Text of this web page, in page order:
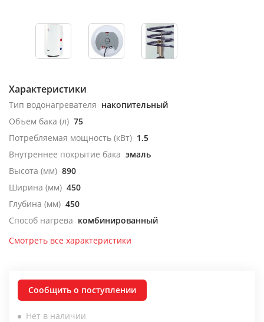
Характеристики
Тип водонагревателя накопительный
Объем бака (л) 75
Потребляемая мощность (кВт) 1.5
Внутреннее покрытие бака эмаль
Высота (мм) 890
Ширина (мм) 450
Глубина (мм) 450
Способ нагрева комбинированный
Смотреть все характеристики
Сообщить о поступлении
Нет в наличии